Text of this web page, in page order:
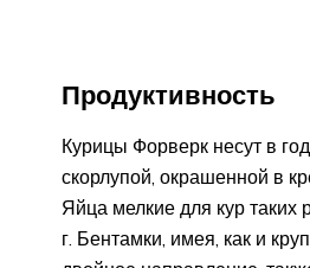
Продуктивность
Курицы Форверк несут в
скорлупой, окрашенной в
Яйца мелкие для кур
г. Бентамки, имея, как и